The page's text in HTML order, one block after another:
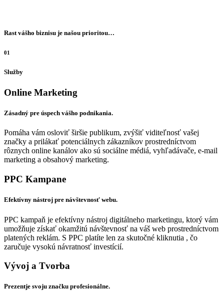
Rast vášho biznisu je našou prioritou…
01
Služby
Online Marketing
Zásadný pre úspech vášho podnikania.
Pomáha vám osloviť širšie publikum, zvýšiť viditeľnosť vašej
značky a prilákať potenciálnych zákazníkov prostredníctvom
rôznych online kanálov ako sú sociálne médiá, vyhľadávače, e-mail
marketing a obsahový marketing.
PPC Kampane
Efektívny nástroj pre návštevnosť webu.
PPC kampaň je efektívny nástroj digitálneho marketingu, ktorý vám
umožňuje získať okamžitú návštevnosť na váš web prostredníctvom
platených reklám. S PPC platíte len za skutočné kliknutia , čo
zaručuje vysokú návratnosť investícií.
Vývoj a Tvorba
Prezentje svoju značku profesionálne.